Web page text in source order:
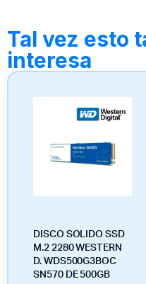
Tal vez esto
interesa
DISCO SOLIDO SSD
M.2 2280 WESTERN
D. WDS500G3BOC
SN570 DE 500GB